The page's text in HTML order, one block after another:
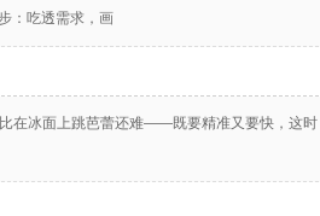
：吃透需求，画
在冰面上跳芭蕾还难——既要精准又要快，这时